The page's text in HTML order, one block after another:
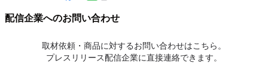
配信企業へのお問い合わせ
取材依頼・商品に対するお問い合わせはこちら。
プレスリリース配信企業に直接連絡できます。